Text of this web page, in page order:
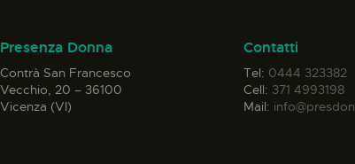
Presenza Donna
Contrà San Francesco
Vecchio, 20 – 36100
Vicenza (VI)
Contatti
Tel: 0444 323382
Cell: 371 4993198
Mail: